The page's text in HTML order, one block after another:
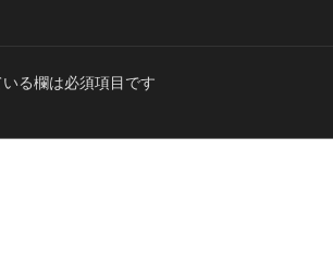
る欄は必須項目です